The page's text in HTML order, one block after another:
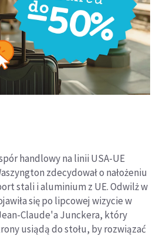
handlowy na linii USA-UE
zdecydował o nałożeniu
stali i aluminium z UE. Odwilż w
się po lipcowej wizycie w
Claude'a Junckera, który
usiądą do stołu, by rozwiązać